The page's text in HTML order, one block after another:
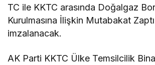
TC ile KKTC arasında Doğalgaz
Kurulmasına İlişkin Mutabakat
imzalanacak.
AK Parti KKTC Ülke Temsilcilik